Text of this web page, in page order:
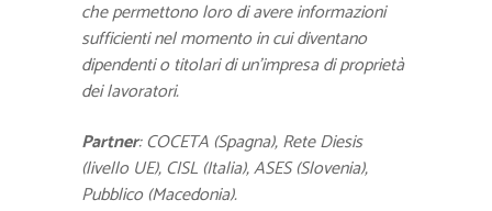
che permettono loro di avere informazioni
sufficienti nel momento in cui diventano
dipendenti o titolari di un’impresa di proprietà
dei lavoratori.
Partner:COCETA (Spagna),Rete Diesis
(livello UE),CISL (Italia),ASES (Slovenia),
Pubblico (Macedonia).